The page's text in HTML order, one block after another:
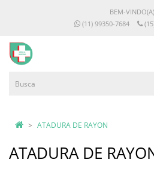
BEM-
(11) 99350-7684
ATADURA DE RAYON
ATADURA DE